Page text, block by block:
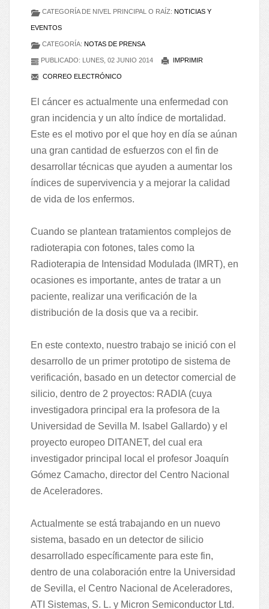
CATEGORÍA DE NIVEL PRINCIPAL O RAÍZ: NOTICIAS Y
EVENTOS
CATEGORÍA: NOTAS DE PRENSA
PUBLICADO: LUNES, 02 JUNIO 2014 IMPRIMIR
CORREO ELECTRÓNICO
El cáncer es actualmente una enfermedad con
gran incidencia y un alto índice de mortalidad.
Este es el motivo por el que hoy en día se aúnan
una gran cantidad de esfuerzos con el fin de
desarrollar técnicas que ayuden a aumentar los
índices de supervivencia y a mejorar la calidad
de vida de los enfermos.
Cuando se plantean tratamientos complejos de
radioterapia con fotones, tales como la
Radioterapia de Intensidad Modulada (IMRT), en
ocasiones es importante, antes de tratar a un
paciente, realizar una verificación de la
distribución de la dosis que va a recibir.
En este contexto, nuestro trabajo se inició con el
desarrollo de un primer prototipo de sistema de
verificación, basado en un detector comercial de
silicio, dentro de 2 proyectos: RADIA (cuya
investigadora principal era la profesora de la
Universidad de Sevilla M. Isabel Gallardo) y el
proyecto europeo DITANET, del cual era
investigador principal local el profesor Joaquín
Gómez Camacho, director del Centro Nacional
de Aceleradores.
Actualmente se está trabajando en un nuevo
sistema, basado en un detector de silicio
desarrollado específicamente para este fin,
dentro de una colaboración entre la Universidad
de Sevilla, el Centro Nacional de Aceleradores,
ATI Sistemas, S. L. y Micron Semiconductor Ltd.